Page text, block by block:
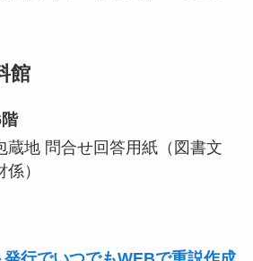
館
蔵地 問合せ回答用紙（図書文
）